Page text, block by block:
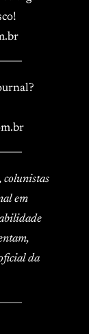
colunistas
em
da